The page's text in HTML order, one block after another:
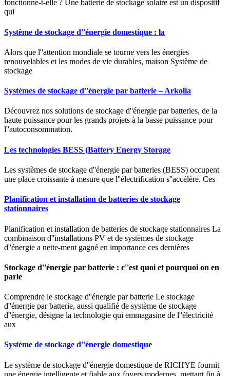
fonctionne-t-elle ? Une batterie de stockage solaire est un dispositif
qui
Système de stockage d''énergie domestique : la
Alors que l''attention mondiale se tourne vers les énergies
renouvelables et les modes de vie durables, maison Système de
stockage
Systèmes de stockage d''énergie par batterie – Arkolia
Découvrez nos solutions de stockage d''énergie par batteries, de la
haute puissance pour les grands projets à la basse puissance pour
l''autoconsommation.
Les technologies BESS (Battery Energy Storage
Les systèmes de stockage d''énergie par batteries (BESS) occupent
une place croissante à mesure que l''électrification s''accélère. Ces
Planification et installation de batteries de stockage
stationnaires
Planification et installation de batteries de stockage stationnaires La
combinaison d''installations PV et de systèmes de stockage
d''énergie a nette-ment gagné en importance ces dernières
Stockage d''énergie par batterie : c''est quoi et pourquoi on en
parle
Comprendre le stockage d''énergie par batterie Le stockage
d''énergie par batterie, aussi qualifié de système de stockage
d''énergie, désigne la technologie qui emmagasine de l''électricité
aux
Système de stockage d''énergie domestique
Le système de stockage d''énergie domestique de RICHYE fournit
une énergie intelligente et fiable aux foyers modernes, mettant fin à